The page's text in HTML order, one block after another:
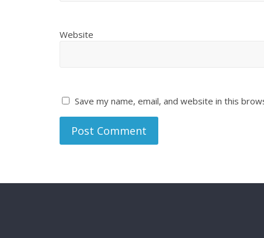
Website
Save my name, email, and website in this